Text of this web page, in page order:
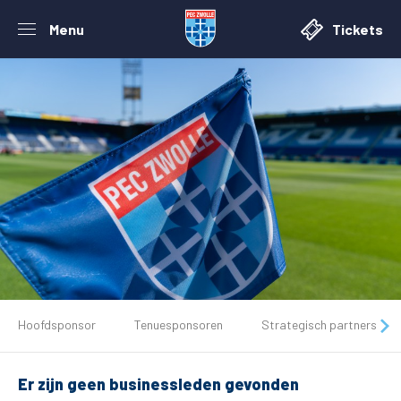
Menu Tickets
Tickets
Matchdays
Hoofdsponsor Tenuesponsoren Strategisch partners
Er zijn geen businessleden gevonden